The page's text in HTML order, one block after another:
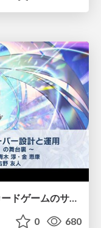
【CEDEC2026】次世代デジタルカードゲームのサーバー設計と運用 〜『Shadowverse: Worlds Beyond』の舞台裏～
0 680